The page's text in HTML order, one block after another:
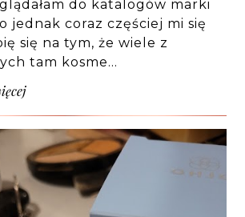
do katalogów marki
jednak coraz częściej mi się
się na tym, że wiele z
tam kosme…